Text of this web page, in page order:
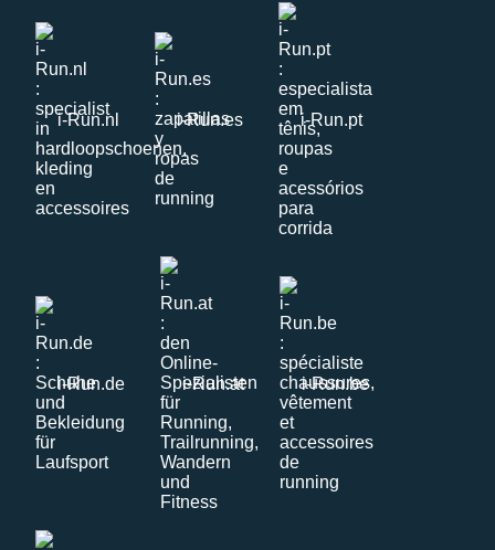
i-Run.nl i-Run.es i-Run.pt
i-Run.de i-Run.at i-Run.be